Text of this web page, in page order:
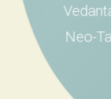
Neo-